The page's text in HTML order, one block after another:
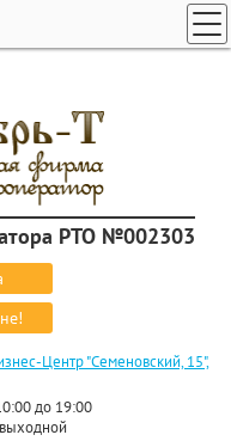
РТО №002303
Центр "Семеновский, 15",
до 19:00
ТУРЫ